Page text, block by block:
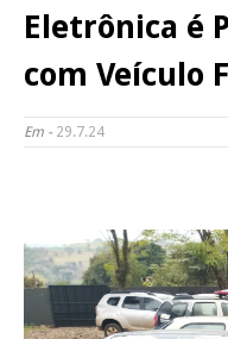
Eletrônica é
com Veículo
Em - 29.7.24